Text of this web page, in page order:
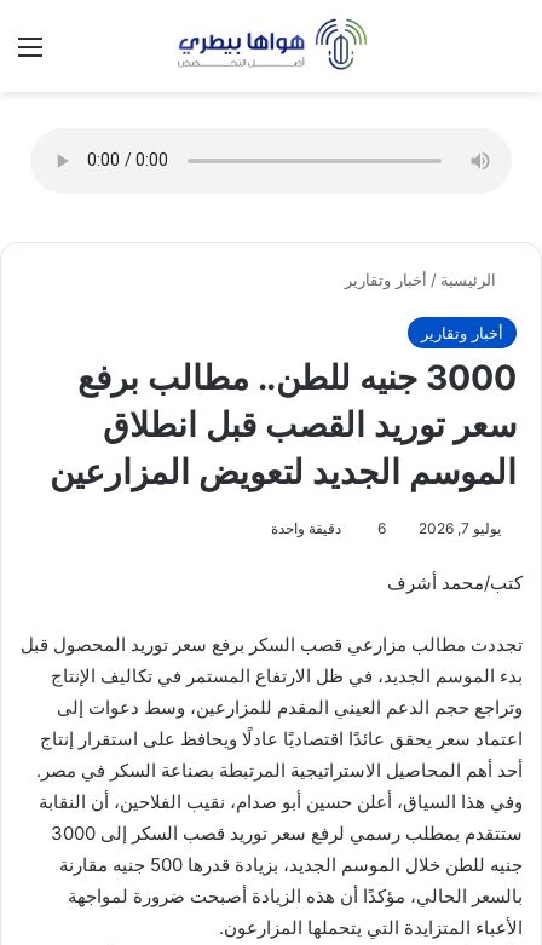
الوضع
الرئيسية / أخبار وتقارير
أخبار وتقارير
3000 جنيه للطن.. مطالب برفع
سعر توريد القصب قبل انطلاق
الموسم الجديد لتعويض المزارعين
يوليو 7, 2026 6 دقيقة واحدة
كتب/محمد أشرف
تجددت مطالب مزارعي قصب السكر برفع سعر توريد المحصول قبل
بدء الموسم الجديد، في ظل الارتفاع المستمر في تكاليف الإنتاج
وتراجع حجم الدعم العيني المقدم للمزارعين، وسط دعوات إلى
اعتماد سعر يحقق عائدًا اقتصاديًا عادلًا ويحافظ على استقرار إنتاج
أحد أهم المحاصيل الاستراتيجية المرتبطة بصناعة السكر في مصر.
وفي هذا السياق، أعلن حسين أبو صدام، نقيب الفلاحين، أن النقابة
ستتقدم بمطلب رسمي لرفع سعر توريد قصب السكر إلى 3000
جنيه للطن خلال الموسم الجديد، بزيادة قدرها 500 جنيه مقارنة
بالسعر الحالي، مؤكدًا أن هذه الزيادة أصبحت ضرورة لمواجهة
الأعباء المتزايدة التي يتحملها المزارعون.